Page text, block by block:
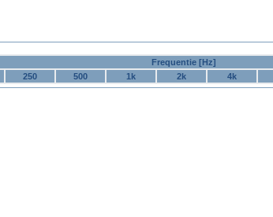
Frequentie [Hz]
250 500 1k 2k 4k